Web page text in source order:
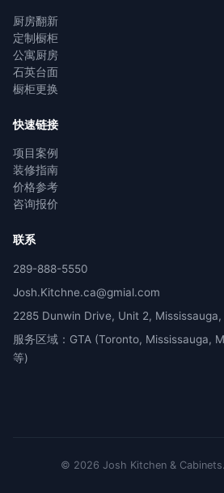
厨房翻新
定制橱柜
公寓厨房
石英台面
橱柜更换
快速链接
项目案例
装修指南
价格参考
咨询报价
联系
289-888-5550
Josh.Kitchne.ca@gmial.com
2285 Dunwin Drive, Unit 2,
服务区域：GTA (Toronto, Mississauga,
等)
© 2026 Josh Kitchen & Cabinets.